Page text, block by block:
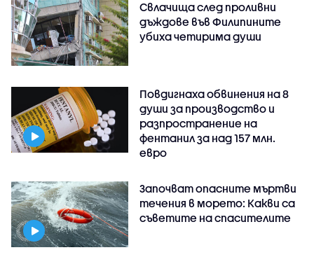
Свлачища след проливни
дъждове във Филипините
убиха четирима души
Повдигнаха обвинения на 8
души за производство и
разпространение на
фентанил за над 157 млн.
евро
Започват опасните мъртви
течения в морето: Какви са
съветите на спасителите